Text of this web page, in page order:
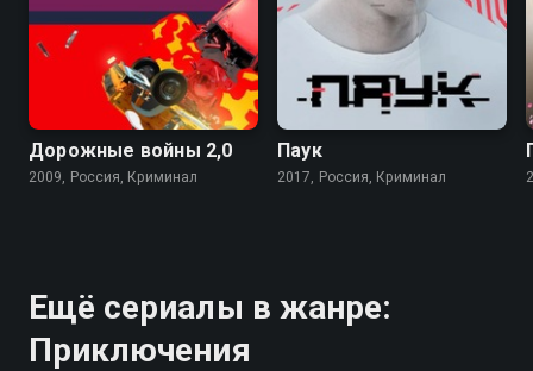
Дорожные войны 2,0
2009, Россия, Криминал
7.1
Паук
2017, Россия, Криминал
Ещё сериалы в жанре:
Приключения